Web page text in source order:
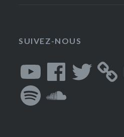
SUIVEZ-NOUS
YouTubeFacebook Twitter
Spotify